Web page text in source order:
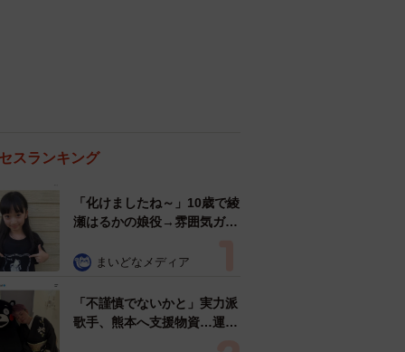
スランキング
「化けましたね～」10歳で綾
瀬はるかの娘役→雰囲気ガラ
雰囲気が」「宝塚に入れそ
まいどなメディア
「不謹慎でないかと」実力派
歌手、熊本へ支援物資…運搬